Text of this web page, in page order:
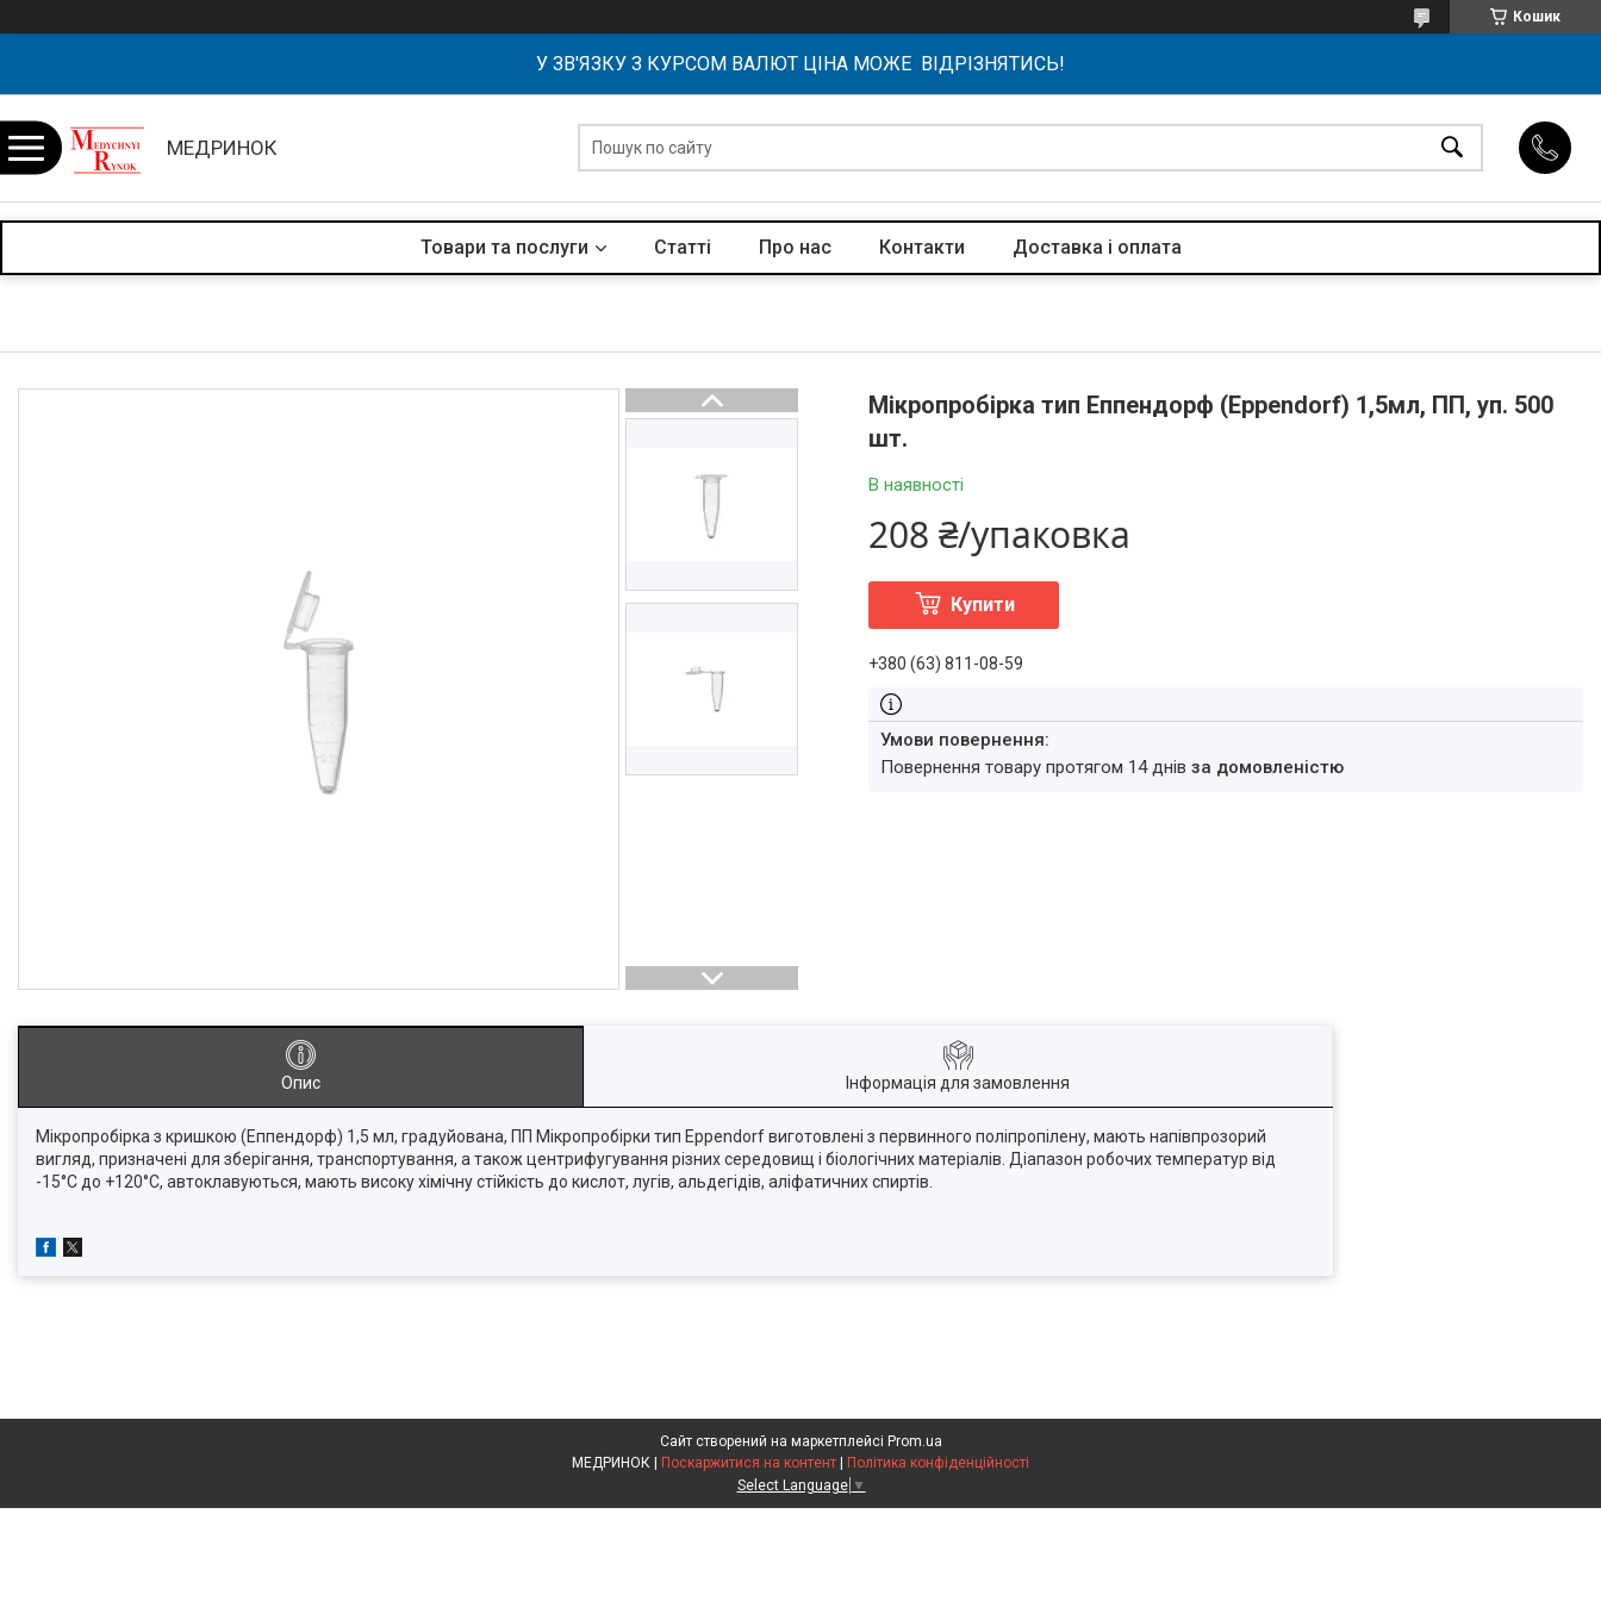
Кошик
У ЗВ'ЯЗКУ З КУРСОМ ВАЛЮТ ЦІНА МОЖЕ ВІДРІЗНЯТИСЬ!
МЕДРИНОК
Товари та послуги Статті Про нас Контакти Доставка і оплата
Мікропробірка тип Еппендорф (Eppendorf) 1,5мл, ПП, уп. 500
шт.
В наявності
208 ₴/упаковка
Купити
+380 (63) 811-08-59
повернення товару протягом 14 днівза домовленістю
Опис Інформація для замовлення
Мікропробірка з кришкою (Еппендорф) 1,5 мл, градуйована, ПП Мікропробірки тип Eppendorf виготовлені з первинного поліпропілену, мають напівпрозорий
вигляд, призначені для зберігання, транспортування, а також центрифугування різних середовищ і біологічних матеріалів. Діапазон робочих температур від
-15°С до +120°С, автоклавуються, мають високу хімічну стійкість до кислот, лугів, альдегідів, аліфатичних спиртів.
Сайт створений на маркетплейсі Prom.ua
Поскаржитися на контент
Політика конфіденційності
Select Language ▼